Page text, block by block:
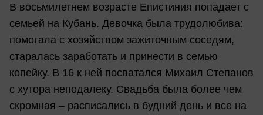
В восьмилетнем возрасте Епистиния попадает с
семьей на Кубань. Девочка была трудолюбива:
помогала с хозяйством зажиточным соседям,
старалась заработать и принести в семью
копейку. В 16 к ней посватался Михаил Степанов
с хутора неподалеку. Свадьба была более чем
скромная – расписались в будний день и все на